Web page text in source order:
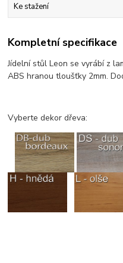
Ke stažení
Kompletní specifikace
Jídelní stůl Leon se vyrábí z
ABS hranou tloušťky 2mm.
Vyberte dekor dřeva: